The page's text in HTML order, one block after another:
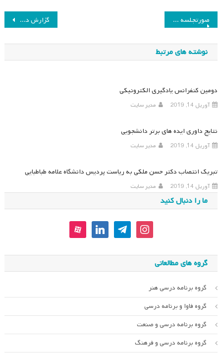
راهبری
نوشته
گزارش دومین نشست گروپ مطالعاتی علوم اعصاب و برنامه درسی صورتجلسه هیئت مدیره ۲۰ دی ماه ۹۱
نوشته های مرتبط
دومین کنفرانس یادگیری الکترونیکی
آوریل 14, 2019 مدیر سایت
نتایج داوری ایده های برتر دانشجویی
آوریل 14, 2019 مدیر سایت
تبریک انتصاب دکتر حسن ملکی به ریاست پردیس دانشگاه علامه طباطبایی
آوریل 14, 2019 مدیر سایت
ما را دنبال کنید
instagram
telegram
linkedin
aparat
گروه های مطالعاتی
گروه برنامه درسی هنر
گروه فاوا و برنامه درسی
گروه برنامه درسی و صنعت
گروه برنامه درسی و فرهنگ